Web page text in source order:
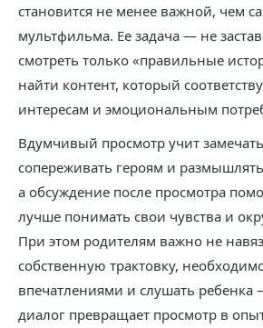
становится не менее важной, чем
мультфильма. Ее задача — не
смотреть только «правильные
найти контент, который
интересам и эмоциональным
Вдумчивый просмотр учит
сопереживать героям и
а обсуждение после просмотра
лучше понимать свои чувства и
При этом родителям важно не
собственную трактовку,
впечатлениями и слушать
диалог превращает просмотр в